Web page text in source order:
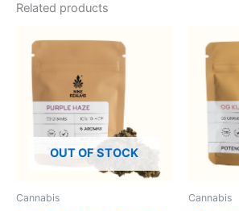
Related products
OUT OF STOCK
Cannabis Cannabis